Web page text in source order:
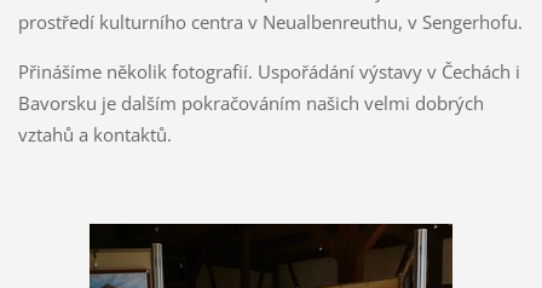
prostředí kulturního centra v Neualbenreuthu, v Sengerhofu.
Přinášíme několik fotografií. Uspořádání výstavy v Čechách i
Bavorsku je dalším pokračováním našich velmi dobrých
vztahů a kontaktů.